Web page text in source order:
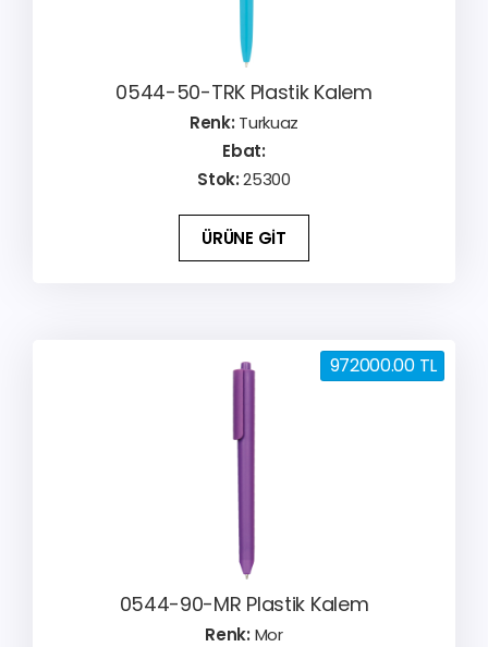
0544-50-TRK Plastik Kalem
Renk: Turkuaz
Ebat:
Stok:25300
ÜRÜNE GİT
0544-90-MR Plastik Kalem
Renk: Mor
972000.00 TL